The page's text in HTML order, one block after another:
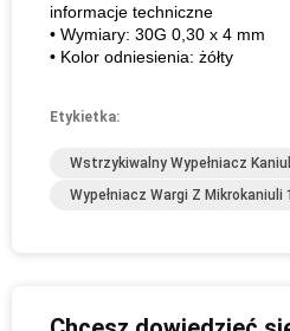
informacje techniczne
• Wymiary: 30G 0,30 x 4 mm
• Kolor odniesienia: żółty
Etykietka:
Wstrzykiwalny Wypełniacz
Wypełniacz Wargi Z Mikrokaniuli